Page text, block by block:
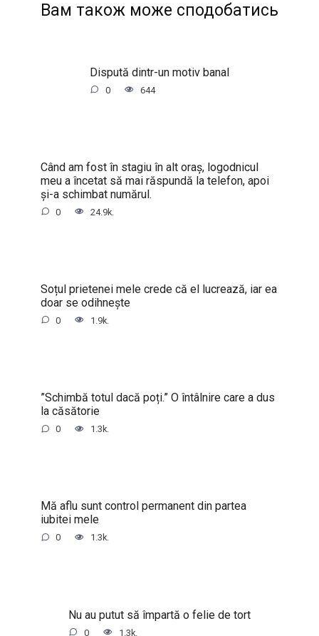
Вам також може сподобатись
Dispută dintr-un motiv banal
0 644
Când am fost în stagiu în alt oraș, logodnicul
meu a încetat să mai răspundă la telefon, apoi
și-a schimbat numărul.
0 24.9k.
Soțul prietenei mele crede că el lucrează, iar ea
doar se odihnește
0 1.9k.
”Schimbă totul dacă poți.” O întâlnire care a dus
la căsătorie
0 1.3k.
Mă aflu sunt control permanent din partea
iubitei mele
0 1.3k.
Nu au putut să împartă o felie de tort
0 1.3k.